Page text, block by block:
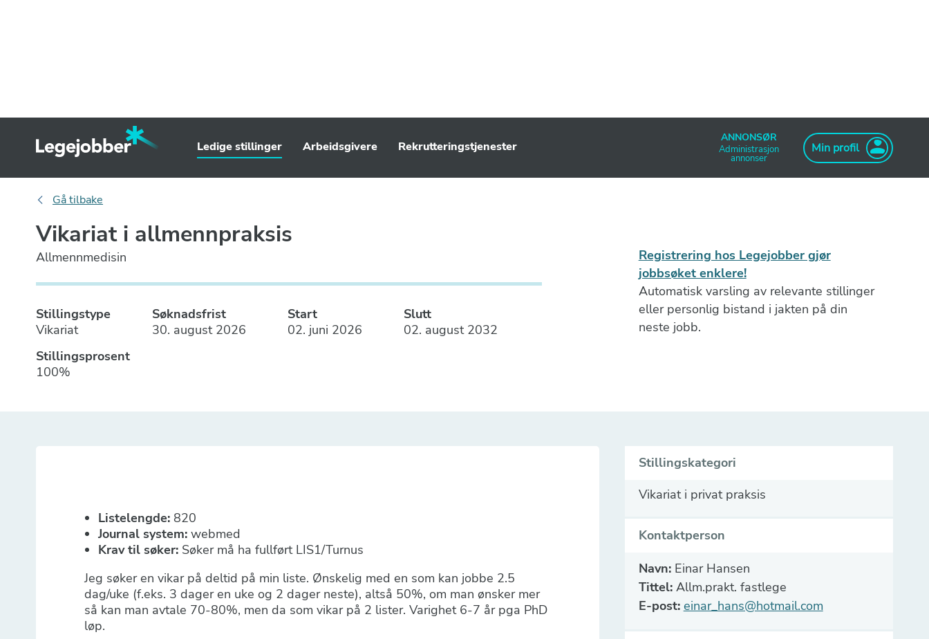
Ledige stillinger Arbeidsgivere Rekrutteringstjenester
ANNONSØR
Administrasjon
annonser
Min profil
Gå tilbake
Vikariat i allmennpraksis
Allmennmedisin
Stillingstype
Vikariat
Søknadsfrist
30. august 2026
Start
02. juni 2026
Slutt
02. august 2032
Stillingsprosent
100%
Registrering hos Legejobber gjør
jobbsøket enklere!
Automatisk varsling av relevante stillinger
eller personlig bistand i jakten på din
neste jobb.
Listelengde: 820
Journal system: webmed
Krav til søker: Søker må ha fullført LIS1/Turnus
Jeg søker en vikar på deltid på min liste. Ønskelig med en som kan jobbe 2.5
dag/uke (f.eks. 3 dager en uke og 2 dager neste), altså 50%, om man ønsker mer
så kan man avtale 70-80%, men da som vikar på 2 lister. Varighet 6-7 år pga PhD
løp.
Stillingskategori
Vikariat i privat praksis
Kontaktperson
Navn:Einar Hansen
Tittel:Allm.prakt. fastlege
E-post: einar_hans@hotmail.com